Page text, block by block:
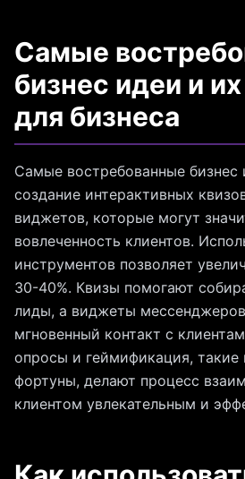
Самые
бизнес идеи и
для бизнеса
Самые востребованные бизнес
создание интерактивных
виджетов, которые могут
вовлеченность клиентов.
инструментов позволяет
30-40%. Квизы помогают
лиды, а виджеты
мгновенный контакт с
опросы и геймификация, такие
фортуны, делают процесс
клиентом увлекательным и